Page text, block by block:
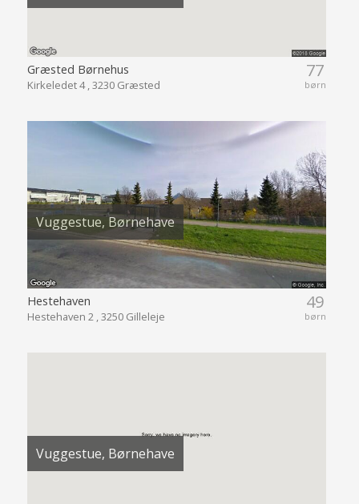
77
børn
Græsted Børnehus
Kirkeledet 4 , 3230 Græsted
Vuggestue, Børnehave
49
børn
Hestehaven
Hestehaven 2 , 3250 Gilleleje
Vuggestue, Børnehave